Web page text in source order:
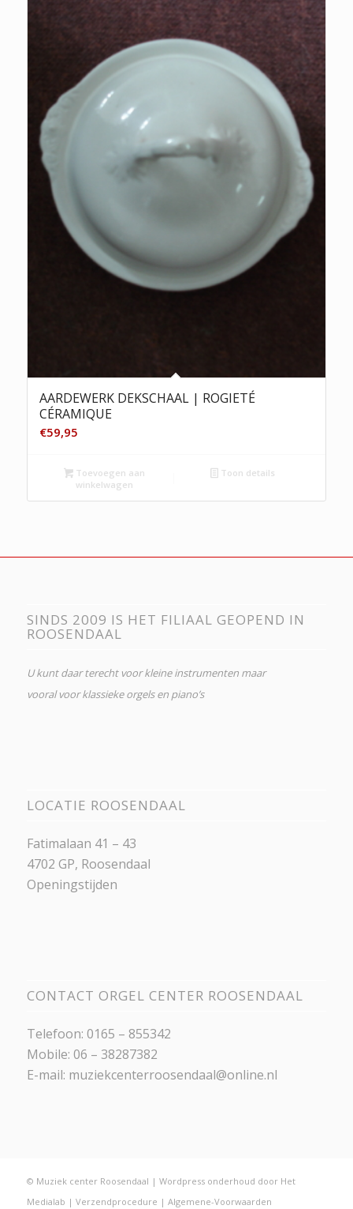
AARDEWERK DEKSCHAAL | ROGIETÉ
CÉRAMIQUE
€59,95
Toevoegen aan
winkelwagen
Toon details
SINDS 2009 IS HET FILIAAL GEOPEND IN
ROOSENDAAL
U kunt daar terecht voor kleine instrumenten maar
vooral voor klassieke orgels en piano’s
LOCATIE ROOSENDAAL
Fatimalaan 41 – 43
4702 GP, Roosendaal
Openingstijden
CONTACT ORGEL CENTER ROOSENDAAL
Telefoon: 0165 – 855342
Mobile: 06 – 38287382
E-mail: muziekcenterroosendaal@online.nl
© Muziek center Roosendaal | Wordpress onderhoud door Het
Medialab | Verzendprocedure | Algemene-Voorwaarden